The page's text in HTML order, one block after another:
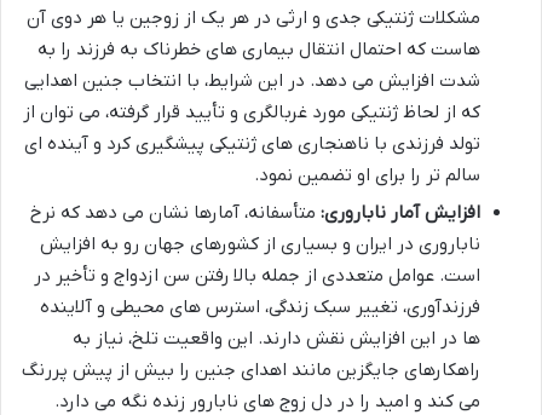
مشکلات ژنتیکی جدی و ارثی در هر یک از زوجین یا هر دوی آن
هاست که احتمال انتقال بیماری های خطرناک به فرزند را به
شدت افزایش می دهد. در این شرایط، با انتخاب جنین اهدایی
که از لحاظ ژنتیکی مورد غربالگری و تأیید قرار گرفته، می توان از
تولد فرزندی با ناهنجاری های ژنتیکی پیشگیری کرد و آینده ای
سالم تر را برای او تضمین نمود.
افزایش آمار ناباروری: متأسفانه، آمارها نشان می دهد که نرخ
ناباروری در ایران و بسیاری از کشورهای جهان رو به افزایش
است. عوامل متعددی از جمله بالا رفتن سن ازدواج و تأخیر در
فرزندآوری، تغییر سبک زندگی، استرس های محیطی و آلاینده
ها در این افزایش نقش دارند. این واقعیت تلخ، نیاز به
راهکارهای جایگزین مانند اهدای جنین را بیش از پیش پررنگ
می کند و امید را در دل زوج های نابارور زنده نگه می دارد.